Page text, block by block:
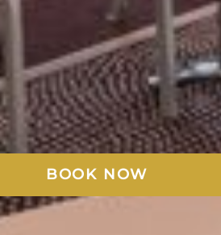
SPA & WELLNESS
GOLF
GASTRONOMY
MEETING & EVENTS
GIFT VOUCHERS
BOOK NOW